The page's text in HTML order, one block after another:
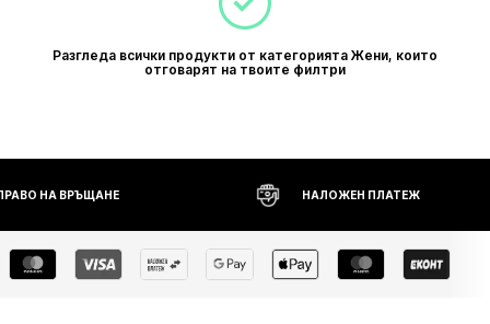
Разгледа всички продукти от категорията Жени, които
отговарят на твоите филтри
НА ВРЪЩАНЕ НАЛОЖЕН ПЛАТЕЖ